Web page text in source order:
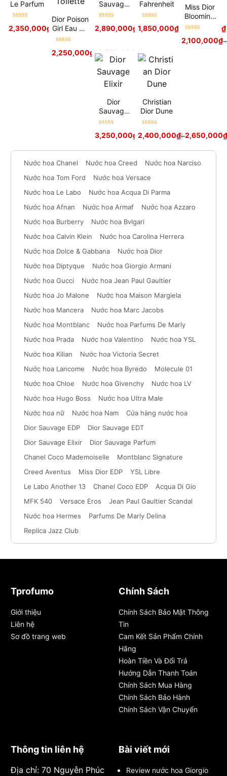
Le Parfum
hạng5sao
2,350,000₫ –2,700,000 ₫
Dior Poison
Girl Eau De
Toilette
hạng5sao
2,250,000₫–2,750,000 ₫
Sauvage
Parfum
hạng5sao 3,100,000₫
2,890,000₫
Fahrenheit
hạng5sao
1,850,000₫ 3,500,000₫
Miss Dior
Blooming
Bouquet
hạng5sao
2,100,000₫–
Dior
Sauvage
Elixir
hạng5sao 3,800,000₫
3,250,000₫
Christian
Dior Dune
hạng5sao
2,400,000₫–2,650,000
Nước hoa Chanel Nước hoa Creed
Nước hoa Narciso
Nước hoa Tom Ford
Nước hoa Versace
Nước hoa Le Labo
Nước hoa Acqua Di Parma
Nước hoa Afnan
Nước hoa Armaf
Nước hoa Azzaro
Nước hoa Burberry
Nước hoa Bvlgari
Nước hoa Calvin Klein
Nước hoa Carolina Herrera
Nước hoa Dolce & Gabbana
Nước hoa Dior
Nước hoa Diptyque
Nước hoa Giorgio Armani
Nước hoa Gucci
Nước hoa Jean Paul Gaultier
Nước hoa Jo Malone
Nước hoa Maison Margiela
Nước hoa Mancera
Nước hoa Marc Jacobs
Nước hoa Montblanc
Nước hoa Parfums De Marly
Nước hoa Prada
Nước hoa Valentino
Nước hoa YSL
Nước hoa Kilian
Nước hoa Victoria Secret
Nước hoa Lancome
Nước hoa Byredo
Molecule 01
Nước hoa Chloe
Nước hoa Givenchy
Nước hoa LV
Nước hoa Hugo Boss
Nước hoa Ultra Male
Nước hoa nữ
Nước hoa Nam
Cửa hàng nước hoa
Dior Sauvage EDP
Dior Sauvage EDT
Dior Sauvage Elixir
Dior Sauvage Parfum
Chanel Coco Mademoiselle
Montblanc Signature
Creed Aventus
Miss Dior EDP
YSL Libre
Le Labo Another 13
Chanel Coco EDP
Acqua Di Gio
MFK 540
Versace Eros
Jean Paul Gaultier Scandal
Nước hoa Hermes
Parfums De Marly Delina
Replica Jazz Club
Tprofumo
Giới thiệu
Liên hệ
Sơ đồ trang web
Chính Sách
Chính Sách Bảo Mật Thông
Tin
Cam Kết Sản Phẩm Chính
Hãng
Hoàn Tiền Và Đổi Trả
Hướng Dẫn Thanh Toán
Chính Sách Mua Hàng
Chính Sách Bảo Hành
Chính Sách Vận Chuyển
Thông tin liên hệ
Địa chỉ: 70 Nguyễn Phúc
Bài viết mới
Review nước hoa Giorgio